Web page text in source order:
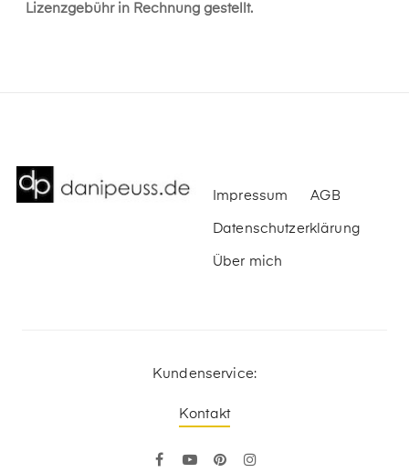
Lizenzgebühr in Rechnung gestellt.
Impressum AGB
Datenschutzerklärung
Über mich
Kundenservice:
Kontakt
FacebookYouTubePinterest